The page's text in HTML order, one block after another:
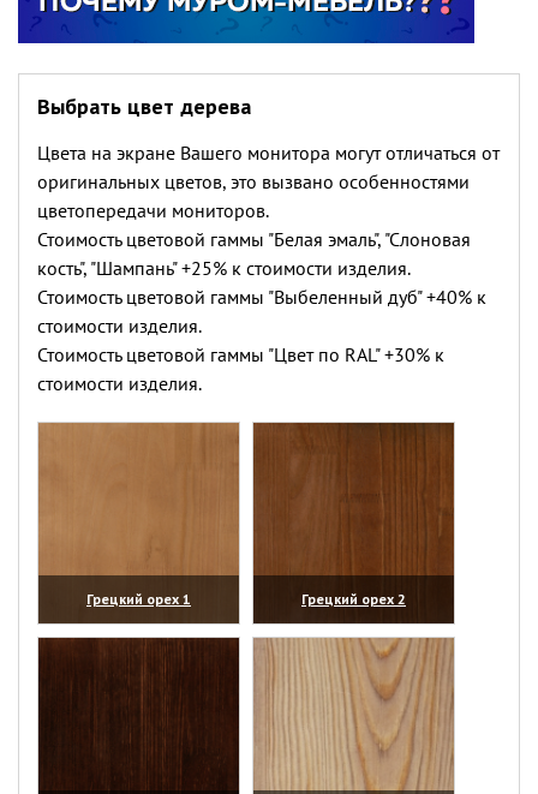
Выбрать цвет дерева
Цвета на экране Вашего монитора могут отличаться от
оригинальных цветов, это вызвано особенностями
цветопередачи мониторов.
Стоимость цветовой гаммы "Белая эмаль", "Слоновая
кость", "Шампань" +25% к стоимости изделия.
Стоимость цветовой гаммы "Выбеленный дуб" +40% к
стоимости изделия.
Стоимость цветовой гаммы "Цвет по RAL" +30% к
стоимости изделия.
Грецкий орех 1
(увеличить)
Грецкий орех 2
(увеличить)